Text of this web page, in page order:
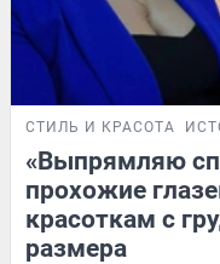
СТИЛЬ И КРАСОТА
«Выпрямляю
прохожие
красоткам с
размера